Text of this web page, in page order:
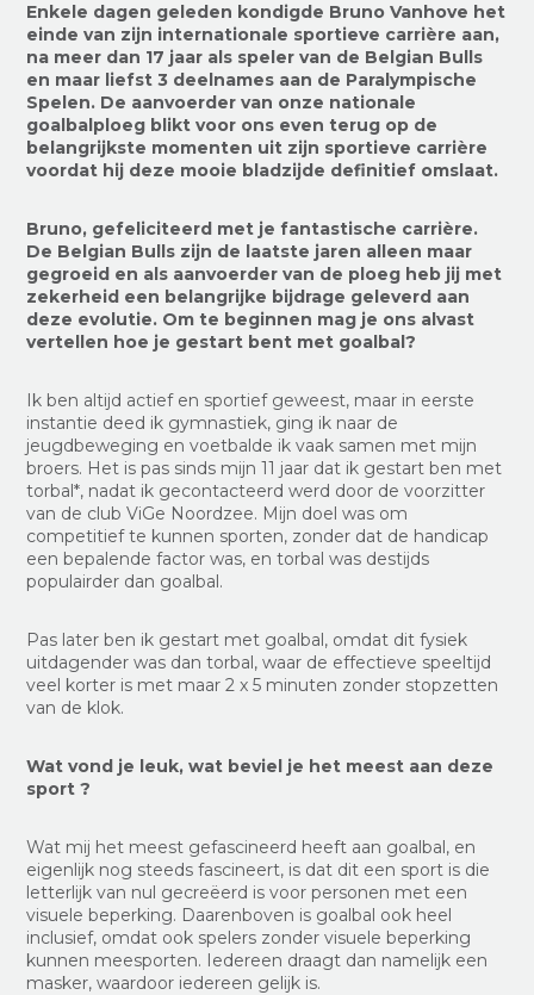
Enkele dagen geleden kondigde Bruno Vanhove het
einde van zijn internationale sportieve carrière aan,
na meer dan 17 jaar als speler van de Belgian Bulls
en maar liefst 3 deelnames aan de Paralympische
Spelen. De aanvoerder van onze nationale
goalbalploeg blikt voor ons even terug op de
belangrijkste momenten uit zijn sportieve carrière
voordat hij deze mooie bladzijde definitief omslaat.
Bruno, gefeliciteerd met je fantastische carrière.
De Belgian Bulls zijn de laatste jaren alleen maar
gegroeid en als aanvoerder van de ploeg heb jij met
zekerheid een belangrijke bijdrage geleverd aan
deze evolutie. Om te beginnen mag je ons alvast
vertellen hoe je gestart bent met goalbal?
Ik ben altijd actief en sportief geweest, maar in eerste
instantie deed ik gymnastiek, ging ik naar de
jeugdbeweging en voetbalde ik vaak samen met mijn
broers. Het is pas sinds mijn 11 jaar dat ik gestart ben met
torbal*, nadat ik gecontacteerd werd door de voorzitter
van de club ViGe Noordzee. Mijn doel was om
competitief te kunnen sporten, zonder dat de handicap
een bepalende factor was, en torbal was destijds
populairder dan goalbal.
Pas later ben ik gestart met goalbal, omdat dit fysiek
uitdagender was dan torbal, waar de effectieve speeltijd
veel korter is met maar 2 x 5 minuten zonder stopzetten
van de klok.
Wat vond je leuk, wat beviel je het meest aan deze
sport ?
Wat mij het meest gefascineerd heeft aan goalbal, en
eigenlijk nog steeds fascineert, is dat dit een sport is die
letterlijk van nul gecreëerd is voor personen met een
visuele beperking. Daarenboven is goalbal ook heel
inclusief, omdat ook spelers zonder visuele beperking
kunnen meesporten. Iedereen draagt dan namelijk een
masker, waardoor iedereen gelijk is.